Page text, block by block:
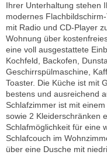
Ihrer Unterhaltung stehen
modernes
mit Radio und CD-Player
Wohnung über
eine voll ausgestattete
Kochfeld, Backofen,
Geschirrspülmaschine,
Toaster. Die Küche ist mit
bestens und ausreichend
Schlafzimmer ist mit
sowie 2 Kleiderschränken
Schlafmöglichkeit für eine
Schlafcouch im
über eine Dusche mit